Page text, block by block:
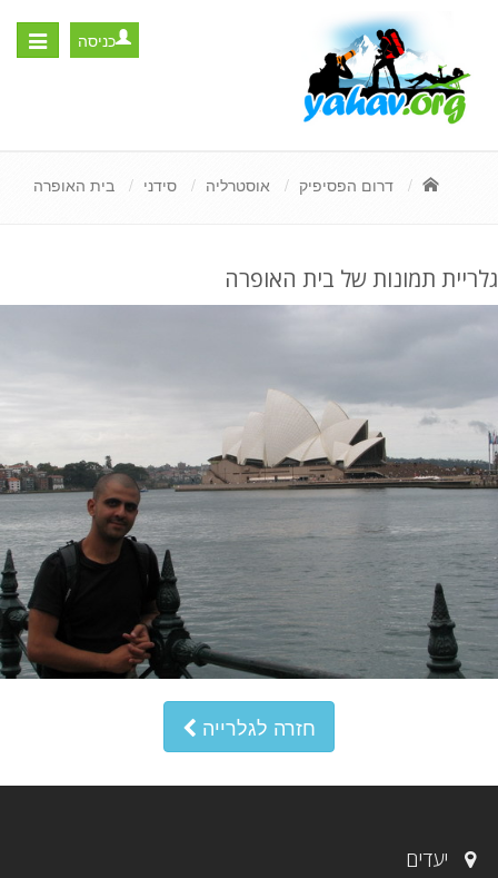
Toggle
כניסה
דרום הפסיפיק אוסטרליה סידני בית האופרה
גלריית תמונות של בית האופרה
חזרה לגלרייה
יעדים